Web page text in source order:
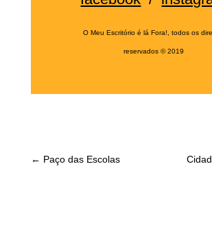
O Meu Escritório é lá Fora!, todos os
reservados ©2019
← Paço das Escolas